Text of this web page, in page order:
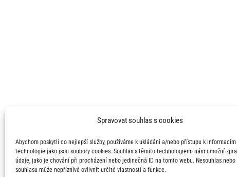
Spravovat souhlas s cookies
Abychom poskytli co nejlepší služby, používáme k ukládání a/nebo přístupu k
technologie jako jsou soubory cookies. Souhlas s těmito technologiemi nám umožní
údaje, jako je chování při procházení nebo jedinečná ID na tomto webu. Nesouhlas
souhlasu může nepříznivě ovlivnit určité vlastnosti a funkce.